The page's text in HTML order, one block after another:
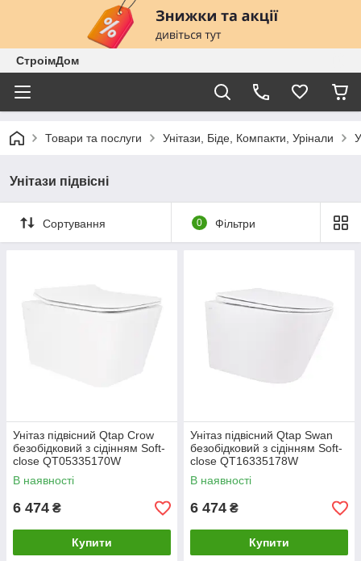
СтроімДом
Товари та послуги Унітази, Біде, Компакти, Урінали
Унітази підвісні
Сортування 0 Фільтри
Унітаз підвісний Qtap Crow
безобідковий з сідінням Soft-
close QT05335170W
В наявності
6 474 ₴
Купити
Унітаз підвісний Qtap Swan
безобідковий з сідінням Soft-
close QT16335178W
В наявності
6 474 ₴
Купити